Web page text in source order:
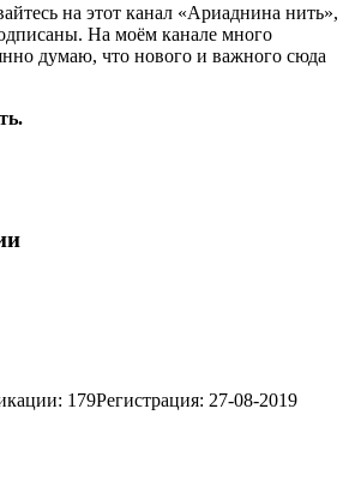
на этот канал «Ариаднина нить»,
На моём канале много
думаю, что нового и важного сюда
179Регистрация: 27-08-2019